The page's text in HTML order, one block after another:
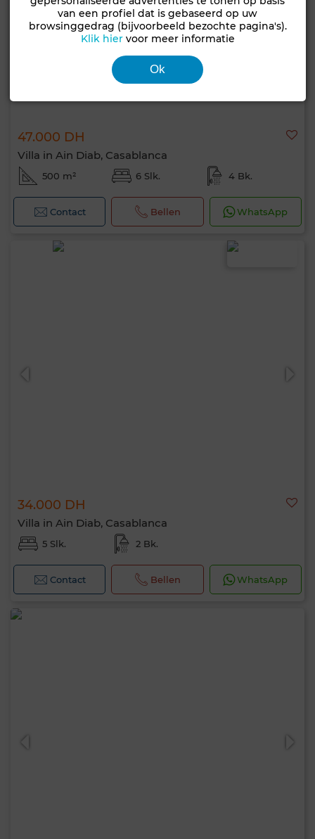
47.000 DH
Villa in Ain Diab, Casablanca
500 m² 6 Slk. 4 Bk.
Contact Bellen WhatsApp
34.000 DH
Villa in Ain Diab, Casablanca
5 Slk. 2 Bk.
Contact Bellen WhatsApp
van een profiel dat is gebaseerd op uw
browsinggedrag (bijvoorbeeld bezochte pagina's).
Klik hiervoor meer informatie
Ok